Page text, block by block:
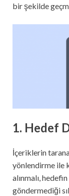
bir şekilde
1. Hedef
İçeriklerin
yönlendirme ile
alınmalı,
göndermediği